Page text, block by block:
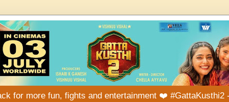
for more fun, fights and entertainment ❤️ #GattaKusthi2